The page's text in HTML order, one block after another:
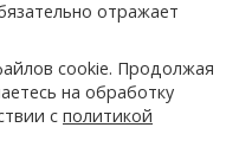
отражает
cookie. Продолжая
на обработку
с политикой